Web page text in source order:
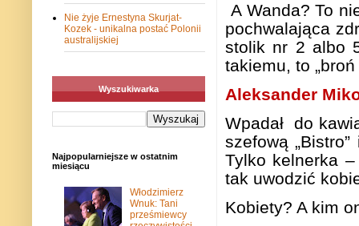
A Wanda? To
pochwalająca
stolik nr 2 albo
takiemu, to „broń
Aleksander
Wpadał do
szefową
Tylko kelnerka
tak uwodzić
Kobiety? A kim
Nie żyje Ernestyna Skurjat-
Kozek - unikalna postać Polonii
australijskiej
Wyszukiwarka
Najpopularniejsze w ostatnim
miesiącu
Włodzimierz
Wnuk: Tani
prześmiewcy